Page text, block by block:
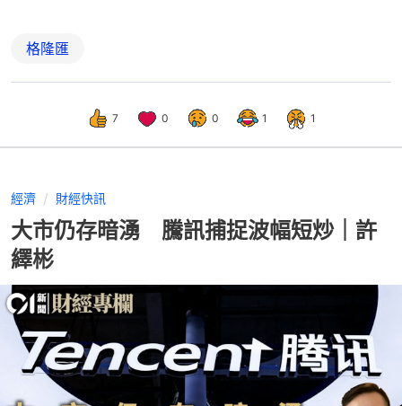
格隆匯
7 0 0 1 1
經濟 財經快訊
大市仍存暗湧 騰訊捕捉波幅短炒｜許
繹彬